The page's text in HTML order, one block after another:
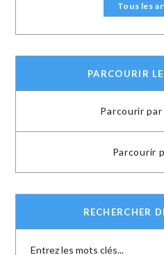
Tous les
PARCOURIR
Parcourir
Parcourir
RECHERCHER